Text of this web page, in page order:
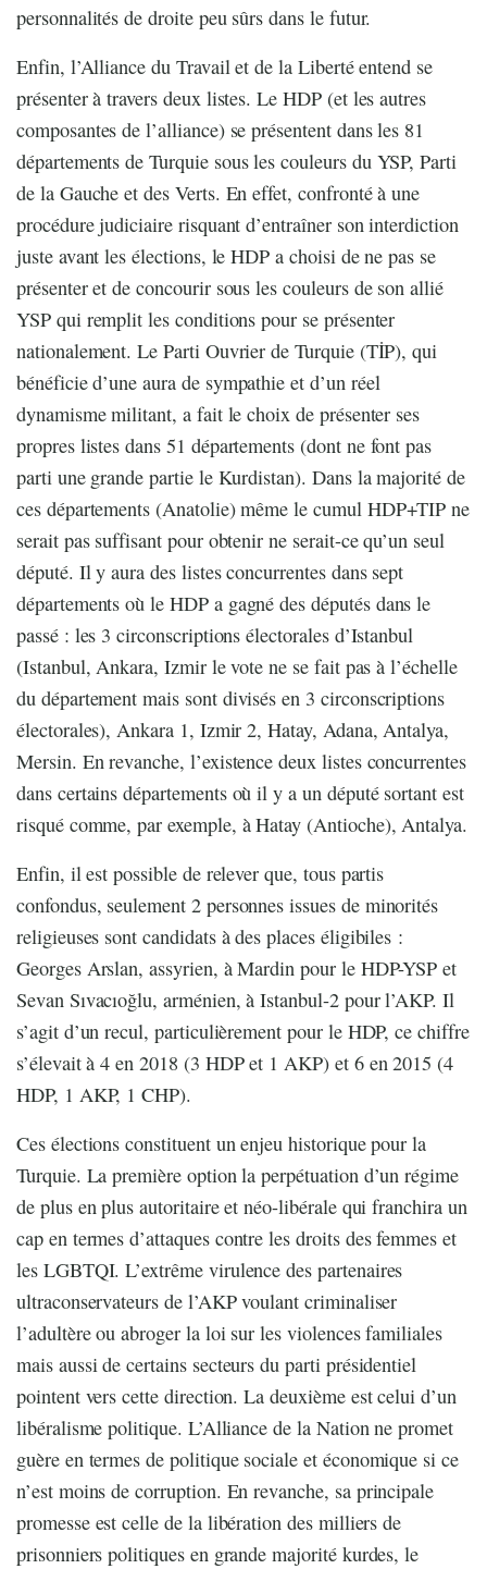
personnalités de droite peu sûrs dans le futur.
Enfin, l’Alliance du Travail et de la Liberté entend se
présenter à travers deux listes. Le HDP (et les autres
composantes de l’alliance) se présentent dans les 81
départements de Turquie sous les couleurs du YSP, Parti
de la Gauche et des Verts. En effet, confronté à une
procédure judiciaire risquant d’entraîner son interdiction
juste avant les élections, le HDP a choisi de ne pas se
présenter et de concourir sous les couleurs de son allié
YSP qui remplit les conditions pour se présenter
nationalement. Le Parti Ouvrier de Turquie (TİP), qui
bénéficie d’une aura de sympathie et d’un réel
dynamisme militant, a fait le choix de présenter ses
propres listes dans 51 départements (dont ne font pas
parti une grande partie le Kurdistan). Dans la majorité de
ces départements (Anatolie) même le cumul HDP+TIP ne
serait pas suffisant pour obtenir ne serait-ce qu’un seul
député. Il y aura des listes concurrentes dans sept
départements où le HDP a gagné des députés dans le
passé : les 3 circonscriptions électorales d’Istanbul
(Istanbul, Ankara, Izmir le vote ne se fait pas à l’échelle
du département mais sont divisés en 3 circonscriptions
électorales), Ankara 1, Izmir 2, Hatay, Adana, Antalya,
Mersin. En revanche, l’existence deux listes concurrentes
dans certains départements où il y a un député sortant est
risqué comme, par exemple, à Hatay (Antioche), Antalya.
Enfin, il est possible de relever que, tous partis
confondus, seulement 2 personnes issues de minorités
religieuses sont candidats à des places éligibiles :
Georges Arslan, assyrien, à Mardin pour le HDP-YSP et
Sevan Sıvacıoğlu, arménien, à Istanbul-2 pour l’AKP. Il
s’agit d’un recul, particulièrement pour le HDP, ce chiffre
s’élevait à 4 en 2018 (3 HDP et 1 AKP) et 6 en 2015 (4
HDP, 1 AKP, 1 CHP).
Ces élections constituent un enjeu historique pour la
Turquie. La première option la perpétuation d’un régime
de plus en plus autoritaire et néo-libérale qui franchira un
cap en termes d’attaques contre les droits des femmes et
les LGBTQI. L’extrême virulence des partenaires
ultraconservateurs de l’AKP voulant criminaliser
l’adultère ou abroger la loi sur les violences familiales
mais aussi de certains secteurs du parti présidentiel
pointent vers cette direction. La deuxième est celui d’un
libéralisme politique. L’Alliance de la Nation ne promet
guère en termes de politique sociale et économique si ce
n’est moins de corruption. En revanche, sa principale
promesse est celle de la libération des milliers de
prisonniers politiques en grande majorité kurdes, le